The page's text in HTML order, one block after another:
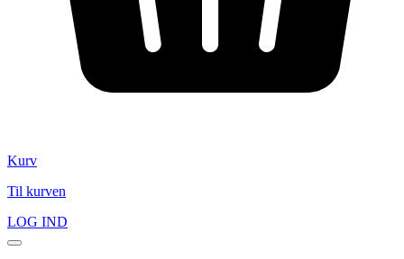
Kurv
Til kurven
LOG IND